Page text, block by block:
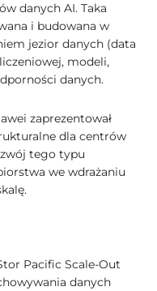
danych AI. Taka
i budowana w
jezior danych (data
modeli,
danych.
zaprezentował
dla centrów
tego typu
we wdrażaniu
Pacific Scale-Out
danych